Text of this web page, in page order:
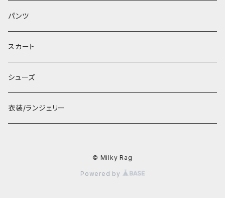
パンツ
スカート
シューズ
衣装/ランジェリー
© Milky Rag
Powered by